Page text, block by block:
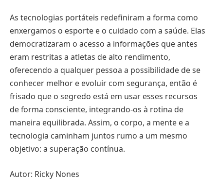
As tecnologias portáteis redefiniram a forma como
enxergamos o esporte e o cuidado com a saúde. Elas
democratizaram o acesso a informações que antes
eram restritas a atletas de alto rendimento,
oferecendo a qualquer pessoa a possibilidade de se
conhecer melhor e evoluir com segurança, então é
frisado que o segredo está em usar esses recursos
de forma consciente, integrando-os à rotina de
maneira equilibrada. Assim, o corpo, a mente e a
tecnologia caminham juntos rumo a um mesmo
objetivo: a superação contínua.
Autor: Ricky Nones